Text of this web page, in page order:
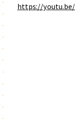
https://youtu.be/